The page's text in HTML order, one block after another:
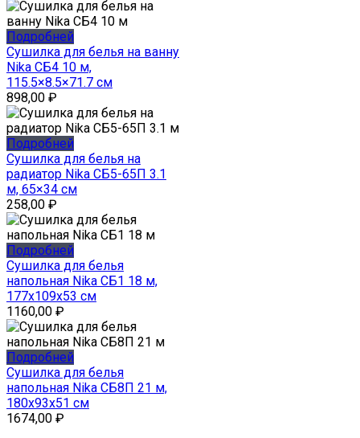
Подробней
Сушилка для белья на ванну
Nika СБ4 10 м,
115.5×8.5×71.7 см
898,00 ₽
Подробней
Сушилка для белья на
радиатор Nika СБ5-65П 3.1
м, 65×34 см
258,00 ₽
Подробней
Сушилка для белья
напольная Nika СБ1 18 м,
177x109x53 см
1160,00 ₽
Подробней
Сушилка для белья
напольная Nika СБ8П 21 м,
180x93x51 см
1674,00 ₽